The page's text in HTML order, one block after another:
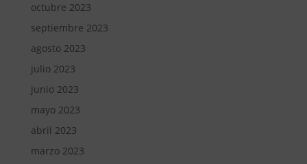
octubre 2023
septiembre 2023
agosto 2023
julio 2023
junio 2023
mayo 2023
abril 2023
marzo 2023